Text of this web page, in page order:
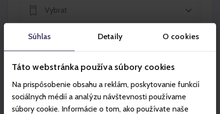
Súhlas Detaily O cookies
Táto webstránka používa súbory cookies
Na prispôsobenie obsahu a reklám, poskytovanie funkcií
sociálnych médií a analýzu návštevnosti používame
súbory cookie. Informácie o tom, ako používate naše
Vybrat
Vybrat
Vložit do košíku